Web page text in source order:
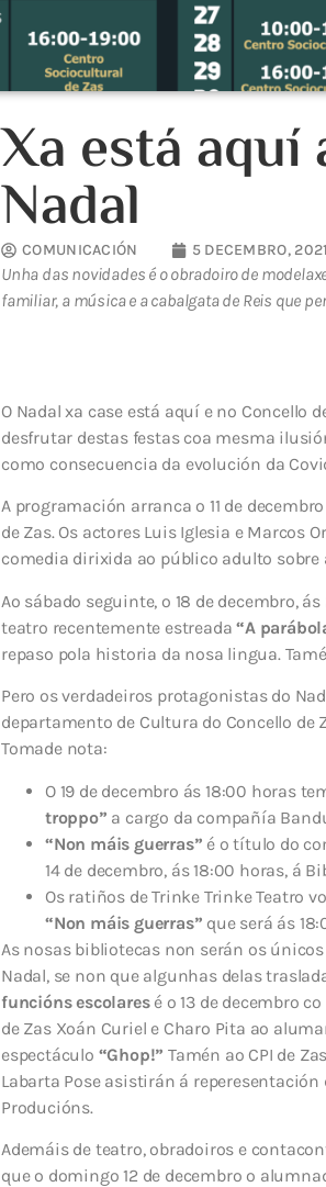
Xa está
Nadal
COMUNICACIÓN 5 DECEMBRO, 2021
Unha das novidades é o obradoiro de
familiar, a música e a cabalgata de Reis que
O Nadal xa case está aquí e no Concello
desfrutar destas festas coa mesma
como consecuencia da evolución da
A programación arranca o 11 de
de Zas. Os actores Luis Iglesia e Marcos
comedia dirixida ao público adulto
Ao sábado seguinte, o 18 de decembro,
teatro recentemente estreada“A
repaso pola historia da nosa lingua.
Pero os verdadeiros protagonistas do
departamento de Cultura do Concello de
Tomade nota:
O 19 de decembro ás 18:00 horas
troppo” a cargo da compañía
“Non máis guerras” é o título do
14 de decembro, ás 18:00 horas, á
Os ratiños de Trinke Trinke Teatro
“Non máis guerras” que será ás
As nosas bibliotecas non serán os
Nadal, se non que algunhas delas
funcións escolares é o 13 de decembro
de Zas Xoán Curiel e Charo Pita ao
espectáculo “Ghop!” Tamén ao CPI de
Labarta Pose asistirán á reperesentación
Producións.
Ademáis de teatro, obradoiros e
que o domingo 12 de decembro o